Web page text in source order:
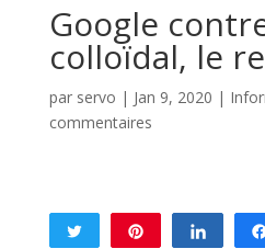
Google
colloïdal, le
par servo | Jan 9, 2020 |
commentaires
Tweetez Enregistrer